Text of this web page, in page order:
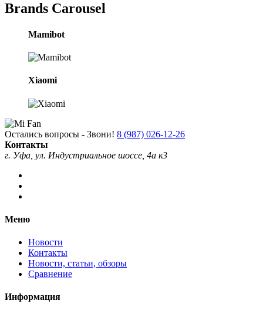
Brands Carousel
Mamibot
Xiaomi
Остались вопросы - Звони! 8 (987) 026-12-26
Контакты
г. Уфа, ул. Индустриальное шоссе, 4а к3
Меню
Новости
Контакты
Новости, статьи, обзоры
Сравнение
Информация